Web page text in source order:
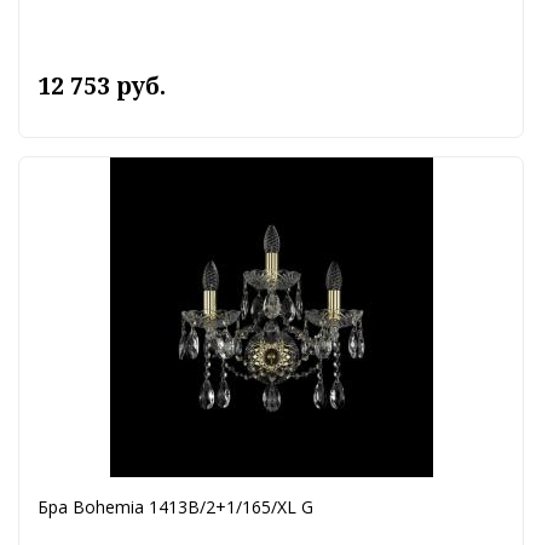
12 753 руб.
Бра Bohemia 1413B/2+1/165/XL G